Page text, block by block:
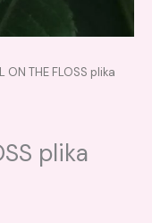
ON THE FLOSS plika
plika